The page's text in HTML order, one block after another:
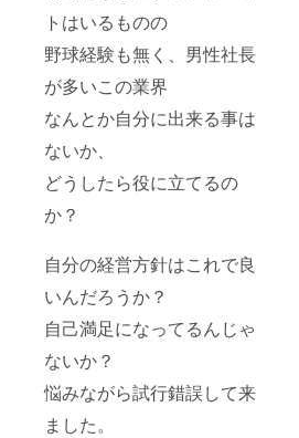
トはいるものの
野球経験も無く、男性社長
が多いこの業界
なんとか自分に出来る事は
ないか、
どうしたら役に立てるの
か？
自分の経営方針はこれで良
いんだろうか？
自己満足になってるんじゃ
ないか？
悩みながら試行錯誤して来
ました。